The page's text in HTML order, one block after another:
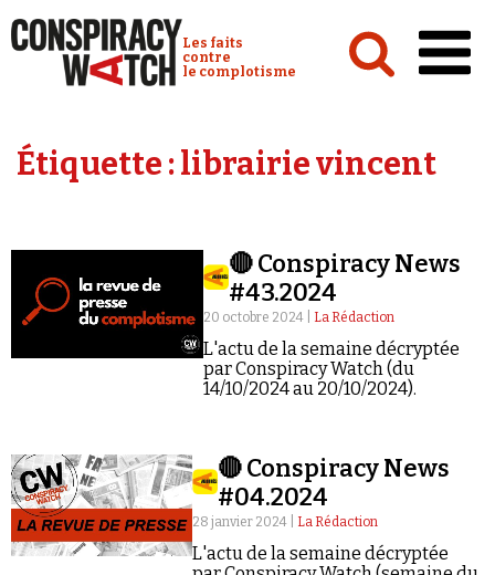
Conspiracy Watch :
Les faits
contre
le complotisme
Analyses
Vidéos
Émissions
Revues de presse
Newsletter
Étiquette :librairie vincent
🔴 Conspiracy News
#43.2024
20 octobre 2024 | La Rédaction
L'actu de la semaine décryptée
par Conspiracy Watch (du
14/10/2024 au 20/10/2024).
🔴 Conspiracy News
#04.2024
28 janvier 2024 | La Rédaction
L'actu de la semaine décryptée